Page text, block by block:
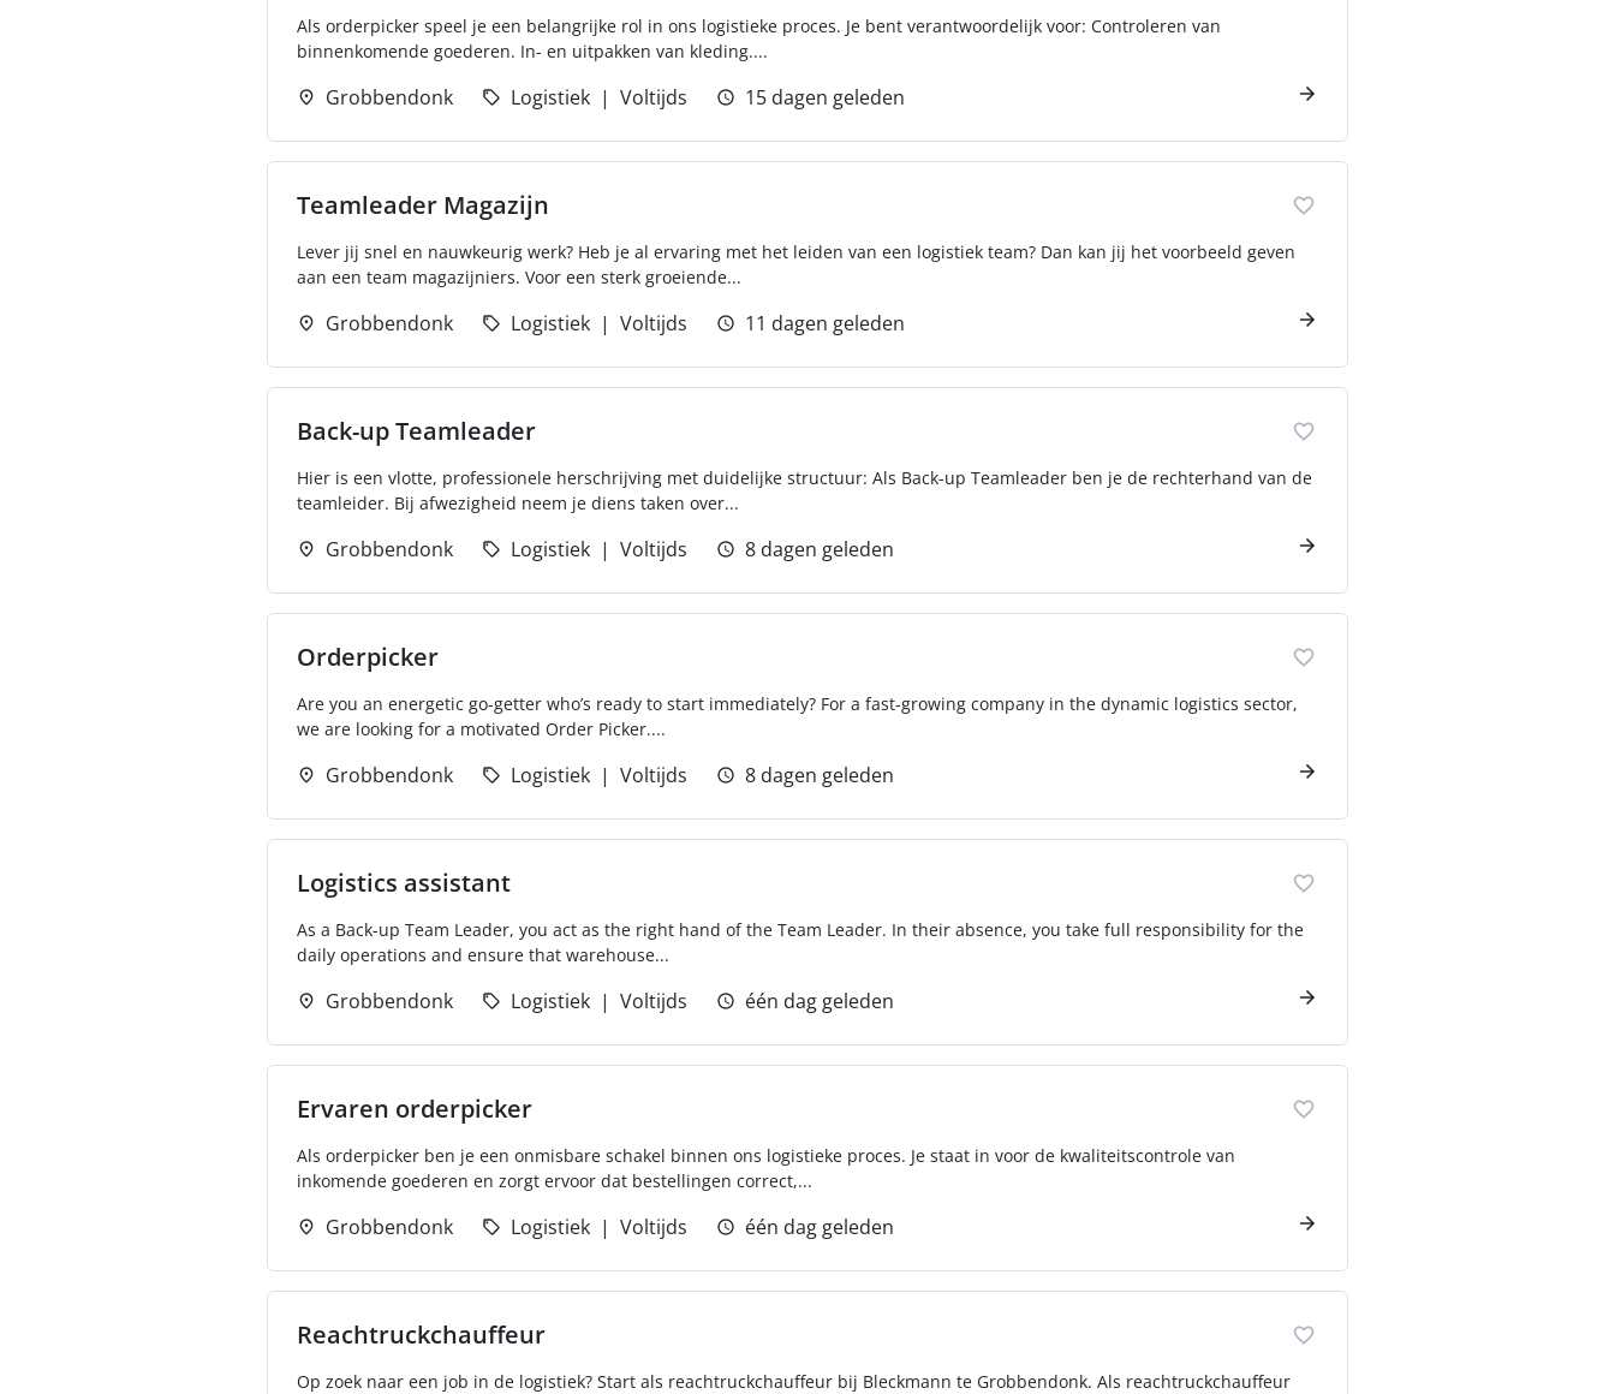
Als orderpicker speel je een belangrijke rol in ons logistieke proces. Je bent verantwoordelijk voor: Controleren van
binnenkomende goederen. In- en uitpakken van kleding....
Grobbendonk Logistiek Voltijds 15 dagen geleden
Teamleader Magazijn
Lever jij snel en nauwkeurig werk? Heb je al ervaring met het leiden van een logistiek team? Dan kan jij het voorbeeld geven
aan een team magazijniers. Voor een sterk groeiende...
Grobbendonk Logistiek Voltijds 11 dagen geleden
Back-up Teamleader
Hier is een vlotte, professionele herschrijving met duidelijke structuur: Als Back-up Teamleader ben je de rechterhand van de
teamleider. Bij afwezigheid neem je diens taken over...
Grobbendonk Logistiek Voltijds 8 dagen geleden
Orderpicker
Are you an energetic go-getter who’s ready to start immediately? For a fast-growing company in the dynamic logistics sector,
we are looking for a motivated Order Picker....
Grobbendonk Logistiek Voltijds 8 dagen geleden
Logistics assistant
As a Back-up Team Leader, you act as the right hand of the Team Leader. In their absence, you take full responsibility for the
daily operations and ensure that warehouse...
Grobbendonk Logistiek Voltijds één dag geleden
Ervaren orderpicker
Als orderpicker ben je een onmisbare schakel binnen ons logistieke proces. Je staat in voor de kwaliteitscontrole van
inkomende goederen en zorgt ervoor dat bestellingen correct,...
Grobbendonk Logistiek Voltijds één dag geleden
Reachtruckchauffeur
Op zoek naar een job in de logistiek? Start als reachtruckchauffeur bij Bleckmann te Grobbendonk. Als reachtruckchauffeur